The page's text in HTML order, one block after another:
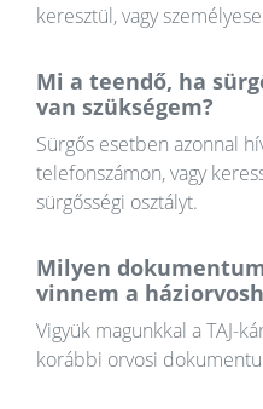
keresztül, vagy
Mi a teendő, ha
van szükségem?
Sürgős esetben azonnal
telefonszámon, vagy
sürgősségi osztályt.
Milyen
vinnem a
Vigyük magunkkal a TAJ-
korábbi orvosi